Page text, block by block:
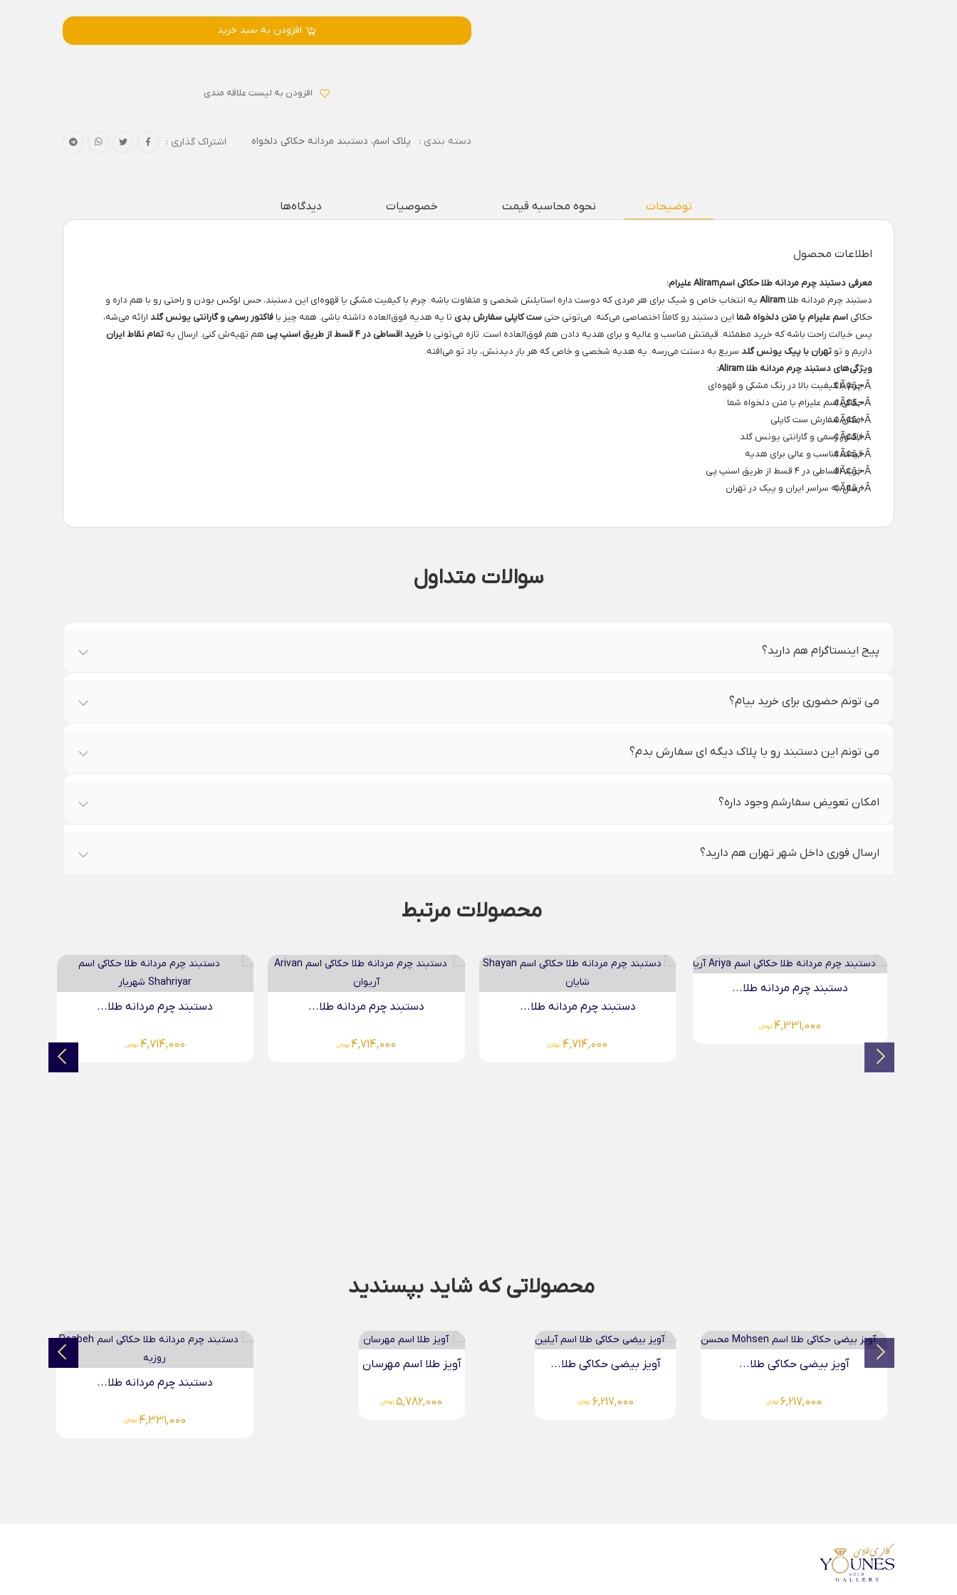
افزودن به سبد خرید
افزودن به لیست علاقه مندی
دسته بندی : پلاک اسم، دستبند مردانه حکاکی دلخواه اشتراک گذاری :
توضیحات نحوه محاسبه قیمت خصوصیات دیدگاه‌ها
اطلاعات محصول
معرفی دستبند چرم مردانه طلا حکاکی اسمAliram علیرام:
دستبند چرم مردانه طلاAliram یه انتخاب خاص و شیک برای هر مردی که دوست داره استایلش شخصی و متفاوت باشه. چرم با کیفیت مشکی یا قهوه‌ای این دستبند، حس لوکس بودن و راحتی رو با هم داره و
حکاکی اسم علیرام یا متن دلخواه شما این دستبند رو کاملاً اختصاصی می‌کنه. می‌تونی حتی ست کاپلی سفارش بدی تا یه هدیه فوق‌العاده داشته باشی. همه چیز با فاکتور رسمی و گارانتی یونس گلد ارائه می‌شه،
پس خیالت راحت باشه که خرید مطمئنه. قیمتش مناسب و عالیه و برای هدیه دادن هم فوق‌العاده است. تازه می‌تونی با خرید اقساطی در ۴ قسط از طریق اسنپ پی هم تهیه‌ش کنی. ارسال به تمام نقاط ایران
داریم و تو تهران با پیک یونس گلد سریع به دستت می‌رسه. یه هدیه شخصی و خاص که هر بار دیدنش، یاد تو می‌افته.
ویژگی‌های دستبند چرم مردانه طلا Aliram:
چرم با کیفیت بالا در رنگ مشکی و قهوه‌ای
حکاکی اسم علیرام یا متن دلخواه شما
امکان سفارش ست کاپلی
فاکتور رسمی و گارانتی یونس گلد
قیمت مناسب و عالی برای هدیه
خرید اقساطی در ۴ قسط از طریق اسنپ پی
ارسال به سراسر ایران و پیک در تهران
سوالات متداول
پیج اینستاگرام هم دارید؟
می تونم حضوری برای خرید بیام؟
می تونم این دستبند رو با پلاک دیگه ای سفارش بدم؟
امکان تعویض سفارشم وجود داره؟
ارسال فوری داخل شهر تهران هم دارید؟
محصولات مرتبط
دستبند چرم مردانه طلا...
4,714,000 تومان
دستبند چرم مردانه طلا...
4,714,000 تومان
دستبند چرم مردانه طلا...
4,331,000 تومان
محصولاتی که شاید بپسندید
آویز بیضی حکاکی طلا...
6,217,000 تومان
آویز طلا اسم مهرسان
5,782,000 تومان
دستبند چرم مردانه طلا...
4,331,000 تومان